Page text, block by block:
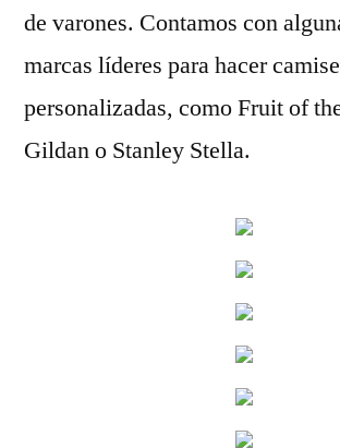
de varones. Contamos con
marcas líderes para hacer
personalizadas, como Fruit of
Gildan o Stanley Stella.